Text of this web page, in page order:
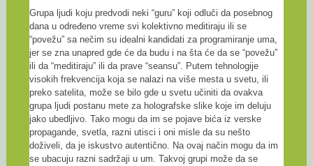
Grupa ljudi koju predvodi neki “guru” koji odluči da posebnog
dana u određeno vreme svi kolektivno meditiraju ili se
“povežu” sa nečim su idealni kandidati za programiranje uma,
jer se zna unapred gde će da budu i na šta će da se “povežu”
ili da “meditiraju” ili da prave “seansu”. Putem tehnologije
visokih frekvencija koja se nalazi na više mesta u svetu, ili
preko satelita, može se bilo gde u svetu učiniti da ovakva
grupa ljudi postanu mete za holografske slike koje im deluju
jako ubedljivo. Tako mogu da im se pojave bića iz verske
propagande, svetla, razni utisci i oni misle da su nešto
doživeli, da je iskustvo autentično. Na ovaj način mogu da im
se ubacuju razni sadržaji u um. Takvoj grupi može da se